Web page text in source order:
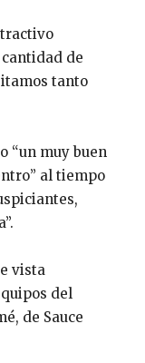
de
tanto
“un muy buen
al tiempo
vista
del
de Sauce